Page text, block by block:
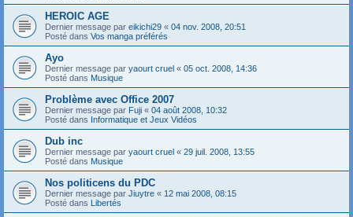
HEROIC AGE
Dernier message par eikichi29 « 04 nov. 2008, 20:51
Posté dans Vos manga préférés
Ayo
Dernier message par yaourt cruel « 05 oct. 2008, 14:36
Posté dans Musique
Problème avec Office 2007
Dernier message par Fuji « 04 août 2008, 10:32
Posté dans Informatique et Jeux Vidéos
Dub inc
Dernier message par yaourt cruel « 29 juil. 2008, 13:55
Posté dans Musique
Nos politicens du PDC
Dernier message par Jiuytre « 12 mai 2008, 08:15
Posté dans Libertés